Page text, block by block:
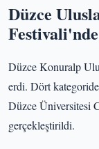
Düzce
Düzce Konuralp
erdi. Dört
Düzce Üniversitesi
gerçekleştirildi.